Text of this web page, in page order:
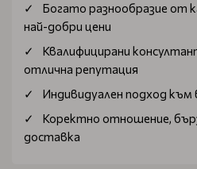
Богатo разнообразие от
най-добри цени
Квалифицирани
отлична репутация
Индивидуален подход към
Коректно отношение,
доставка